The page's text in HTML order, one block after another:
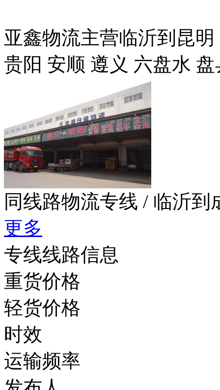
亚鑫物流主营临沂到昆
贵阳 安顺 遵义 六盘水
同线路物流专线 / 临沂到
更多
专线线路信息
重货价格
轻货价格
时效
运输频率